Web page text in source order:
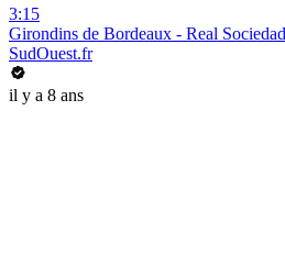
3:15
Girondins de Bordeaux - Real
SudOuest.fr
il y a 8 ans